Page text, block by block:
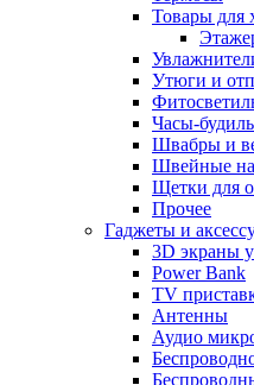
Товары для
Утюги и
Часы-
Швабры и
Швейные
Щетки для
Прочее
Гаджеты и
3D экраны
Power Bank
TV
Антенны
Аудио